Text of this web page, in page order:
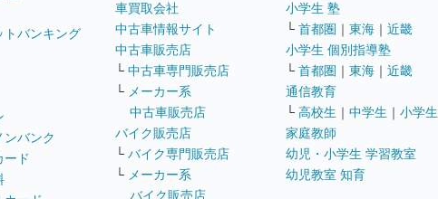
トバンキング
ンバンク
ード
車買取会社
中古車情報サイト
中古車販売店
└ 中古車専門販売店
└ メーカー系
中古車販売店
バイク販売店
└ バイク専門販売店
└ メーカー系
バイク販売店
小学生 塾
└ 首都圏 ｜ 東海 ｜ 近畿
小学生 個別指導塾
└ 首都圏 ｜ 東海 ｜ 近畿
通信教育
└ 高校生 ｜ 中学生 ｜ 小学生
家庭教師
幼児・小学生 学習教室
幼児教室 知育